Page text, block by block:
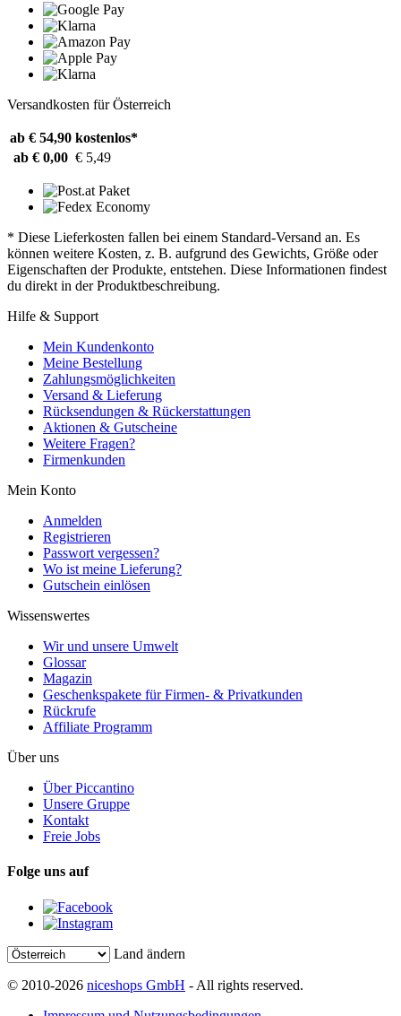
Versandkosten für Österreich
ab € 54,90 kostenlos*
ab € 0,00 € 5,49
* Diese Lieferkosten fallen bei einem Standard-Versand an. Es
können weitere Kosten, z. B. aufgrund des Gewichts, Größe oder
Eigenschaften der Produkte, entstehen. Diese Informationen findest
du direkt in der Produktbeschreibung.
Hilfe & Support
Mein Kundenkonto
Meine Bestellung
Zahlungsmöglichkeiten
Versand & Lieferung
Rücksendungen & Rückerstattungen
Aktionen & Gutscheine
Weitere Fragen?
Firmenkunden
Mein Konto
Anmelden
Registrieren
Passwort vergessen?
Wo ist meine Lieferung?
Gutschein einlösen
Wissenswertes
Wir und unsere Umwelt
Glossar
Magazin
Geschenkspakete für Firmen- & Privatkunden
Rückrufe
Affiliate Programm
Über uns
Über Piccantino
Unsere Gruppe
Kontakt
Freie Jobs
Folge uns auf
Land ändern
© 2010-2026 niceshops GmbH - All rights reserved.